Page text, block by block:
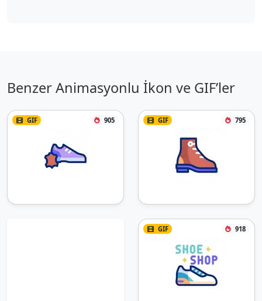
Benzer Animasyonlu İkon ve GIF’ler
GIF 905 GIF 795
GIF 918